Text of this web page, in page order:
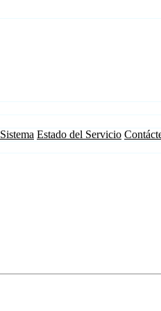
Estado del Servicio